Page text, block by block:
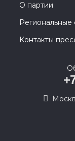
О партии
Региональные
Контакты